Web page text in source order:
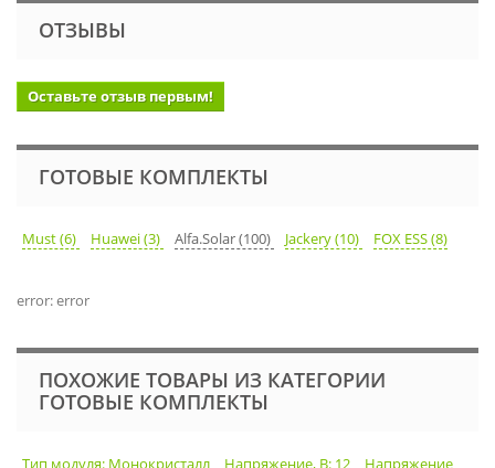
ОТЗЫВЫ
Оставьте отзыв первым!
ГОТОВЫЕ КОМПЛЕКТЫ
Must (6) Huawei (3) Alfa.Solar (100) Jackery (10) FOX ESS (8)
error: error
ПОХОЖИЕ ТОВАРЫ ИЗ КАТЕГОРИИ
ГОТОВЫЕ КОМПЛЕКТЫ
Тип модуля: Монокристалл Напряжение, В: 12
Напряжение